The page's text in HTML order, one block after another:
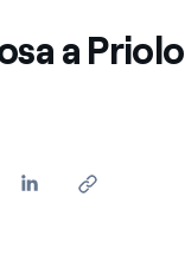
a Priolo